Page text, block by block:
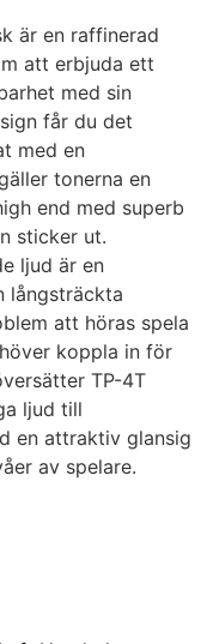
är en raffinerad
att erbjuda ett
med sin
får du det
med en
tonerna en
end med superb
sticker ut.
ljud är en
långsträckta
att höras spela
koppla in för
TP-4T
ljud till
en attraktiv glansig
av spelare.